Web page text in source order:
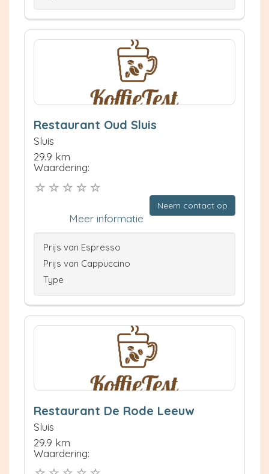
Restaurant Oud Sluis
Sluis
29.9 km
Waardering:
Neem contact op
Meer informatie
Prijs van Espresso
Prijs van Cappuccino
Type
Restaurant De Rode Leeuw
Sluis
29.9 km
Waardering: